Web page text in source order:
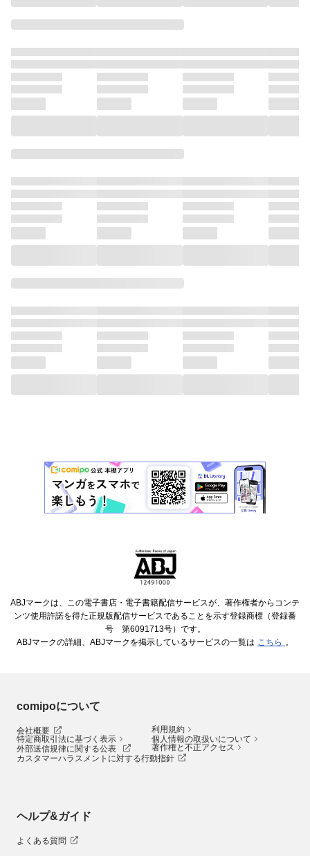
ABJマークは、この電子書店・電子書籍配信サービスが、著作権者からコンテ
ンツ使用許諾を得た正規版配信サービスであることを示す登録商標（登録番
号 第6091713号）です。
ABJマークの詳細、ABJマークを掲示しているサービスの一覧は こちら 。
comipoについて
会社概要
利用規約
特定商取引法に基づく表示
個人情報の取扱いについて
外部送信規律に関する公表
著作権と不正アクセス
カスタマーハラスメントに対する行動指針
ヘルプ&ガイド
よくある質問